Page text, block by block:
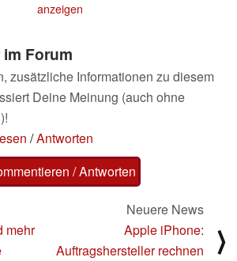
anzeigen
Forum
zusätzliche Informationen zu diesem
Deine Meinung (auch ohne
/Antworten
/ Antworten
mehr
Neuere News
Apple iPhone:
Auftragshersteller rechnen
⟩